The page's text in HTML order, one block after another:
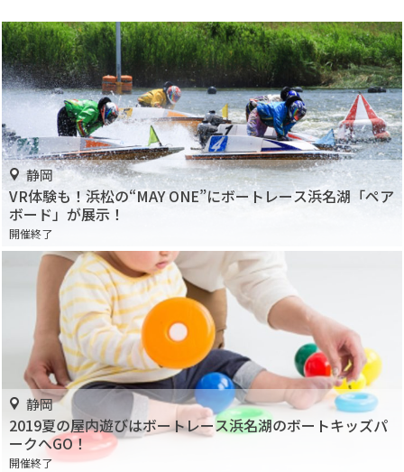
静岡
VR体験も！浜松の“MAY ONE”にボートレース浜名湖「ペア
ボード」が展示！
開催終了
静岡
2019夏の屋内遊びはボートレース浜名湖のボートキッズパ
ークへGO！
開催終了